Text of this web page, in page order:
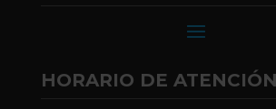
HORARIO DE ATENCIÓN